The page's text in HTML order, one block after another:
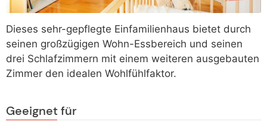
Dieses sehr-gepflegte Einfamilienhaus bietet durch
seinen großzügigen Wohn-Essbereich und seinen
drei Schlafzimmern mit einem weiteren ausgebauten
Zimmer den idealen Wohlfühlfaktor.
Geeignet für